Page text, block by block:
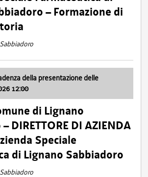
– Formazione di
della presentazione delle
12:00
di Lignano
DIRETTORE DI AZIENDA
Speciale
di Lignano Sabbiadoro